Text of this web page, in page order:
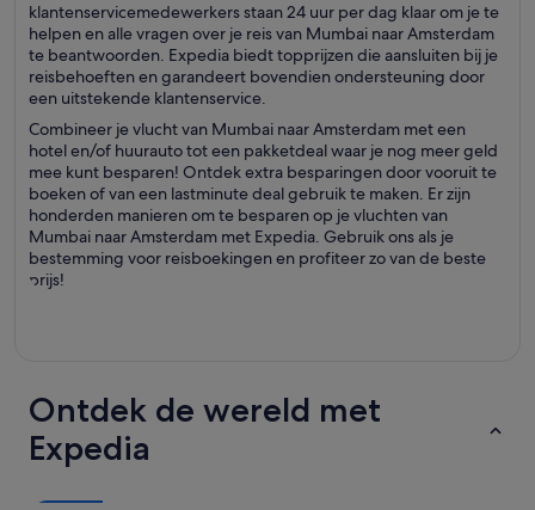
klantenservicemedewerkers staan 24 uur per dag klaar om je te
helpen en alle vragen over je reis van Mumbai naar Amsterdam
te beantwoorden. Expedia biedt topprijzen die aansluiten bij je
reisbehoeften en garandeert bovendien ondersteuning door
een uitstekende klantenservice.
Combineer je vlucht van Mumbai naar Amsterdam met een
hotel en/of huurauto tot een pakketdeal waar je nog meer geld
mee kunt besparen! Ontdek extra besparingen door vooruit te
boeken of van een lastminute deal gebruik te maken. Er zijn
honderden manieren om te besparen op je vluchten van
Mumbai naar Amsterdam met Expedia. Gebruik ons als je
bestemming voor reisboekingen en profiteer zo van de beste
prijs!
Ontdek de wereld met
Expedia